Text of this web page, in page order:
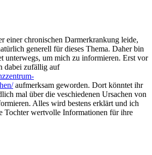
einer chronischen Darmerkrankung leide,
generell für dieses Thema. Daher bin
unterwegs, um mich zu informieren. Erst vor
dabei zufällig auf
aufmerksam geworden. Dort könntet ihr
mal über die veschiedenen Ursachen von
Alles wird bestens erklärt und ich
Tochter wertvolle Informationen für ihre